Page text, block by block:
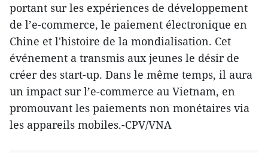
portant sur les expériences de développement
de l’e-commerce, le paiement électronique en
Chine et l'histoire de la mondialisation. Cet
événement a transmis aux jeunes le désir de
créer des start-up. Dans le même temps, il aura
un impact sur l’e-commerce au Vietnam, en
promouvant les paiements non monétaires via
les appareils mobiles.-CPV/VNA